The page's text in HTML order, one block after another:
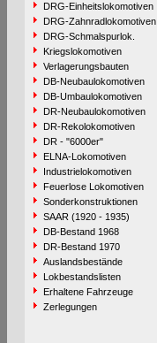
DRG-Einheitslokomotiven
DRG-Zahnradlokomotiven
DRG-Schmalspurlok.
Kriegslokomotiven
Verlagerungsbauten
DB-Neubaulokomotiven
DB-Umbaulokomotiven
DR-Neubaulokomotiven
DR-Rekolokomotiven
DR - "6000er"
ELNA-Lokomotiven
Industrielokomotiven
Feuerlose Lokomotiven
Sonderkonstruktionen
SAAR (1920 - 1935)
DB-Bestand 1968
DR-Bestand 1970
Auslandsbestände
Lokbestandslisten
Erhaltene Fahrzeuge
Zerlegungen